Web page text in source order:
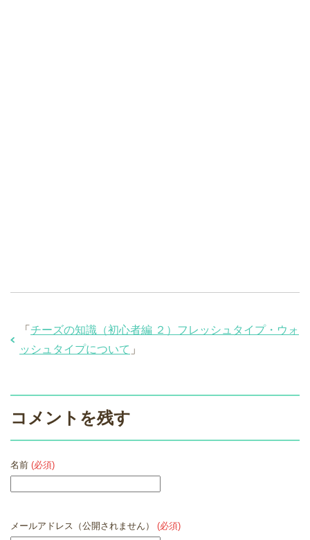
「 チーズの知識（初心者編 ２）フレッシュタイプ・ウォ
ッシュタイプについて 」
コメントを残す
名前 (必須)
メールアドレス（公開されません） (必須)